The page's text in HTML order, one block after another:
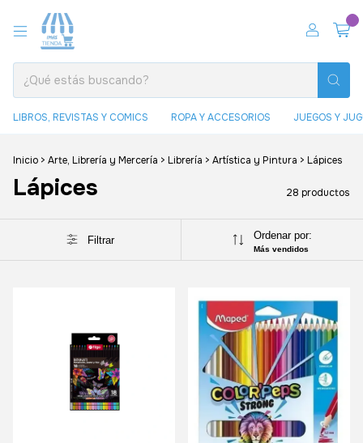
LIBROS, REVISTAS Y COMICS ROPA Y ACCESORIOS JUEGOS Y
Inicio > Arte, Librería y Mercería > Librería > Artística y Pintura > Lápices
Lápices 28 productos
Filtrar Ordenar por:
Más vendidos